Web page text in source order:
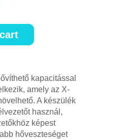
kapacitással
amely az X-
A készülék
használ,
képest
hőveszteséget